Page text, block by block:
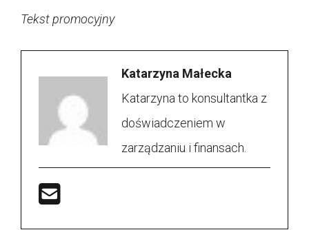
Tekst promocyjny
Katarzyna Małecka
Katarzyna to konsultantka z
doświadczeniem w
zarządzaniu i finansach.